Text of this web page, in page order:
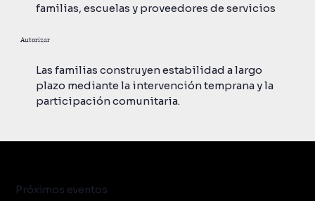
familias, escuelas y proveedores de servicios
Autorizar
Las familias construyen estabilidad a largo
plazo mediante la intervención temprana y la
participación comunitaria.
Próximos eventos